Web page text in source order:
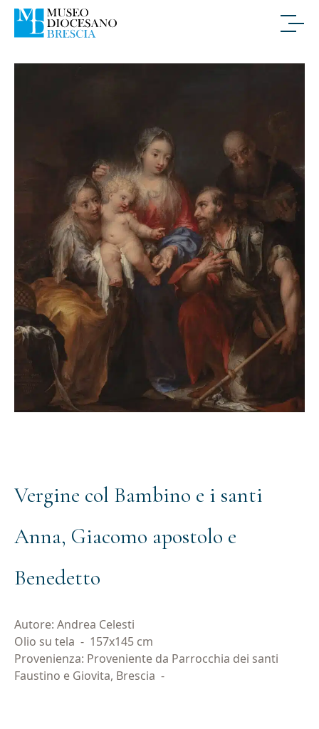
Vergine col Bambino e i santi
Anna, Giacomo apostolo e
Benedetto
Autore: Andrea Celesti
Olio su tela - 157x145 cm
Provenienza: Proveniente da Parrocchia dei santi
Faustino e Giovita, Brescia -